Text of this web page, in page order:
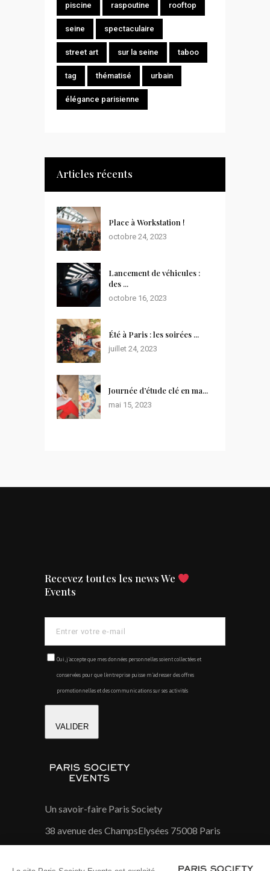
piscine raspoutine rooftop
seine spectaculaire
street art sur la seine taboo
tag thématisé urbain
élégance parisienne
Articles récents
Place à Workstation !
octobre 24, 2023
Lancement de véhicules :
des ...
octobre 16, 2023
Été à Paris : les soirées ...
juillet 24, 2023
Journée d’étude clé en ma...
mai 15, 2023
Un savoir-faire Paris Society
38 avenue des ChampsElysées 75008 Paris
Recevez toutes les news We
Events
Oui, j'accepte que mes données personnelles soient collectées et
conservées pour que l'entreprise puisse m'adresser des offres
promotionnelles et des communications sur ses activités
VALIDER